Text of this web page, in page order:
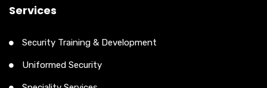
Services
Security Training & Development
Uniformed Security